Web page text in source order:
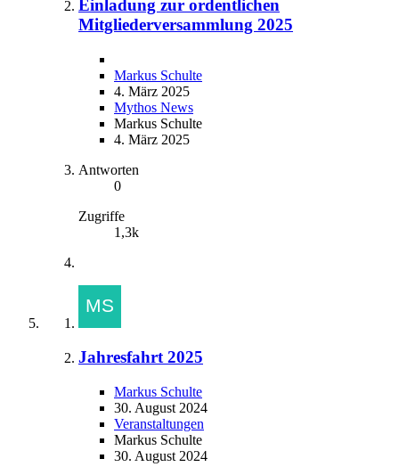
Einladung zur ordentlichen
Mitgliederversammlung 2025
Markus Schulte
4. März 2025
Mythos News
Markus Schulte
4. März 2025
Antworten
0
Zugriffe
1,3k
Jahresfahrt 2025
Markus Schulte
30. August 2024
Veranstaltungen
Markus Schulte
30. August 2024